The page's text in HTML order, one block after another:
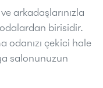
arkadaşlarınızla
birisidir.
odanızı çekici hale
salonunuzun